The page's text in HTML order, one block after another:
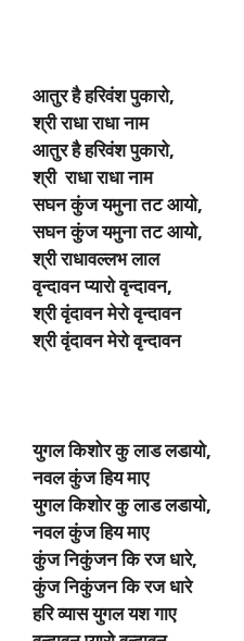
आतुर है हरिवंश पुकारो,
श्री राधा राधा नाम
आतुर है हरिवंश पुकारो,
श्री राधा राधा नाम
सघन कुंज यमुना तट आयो,
सघन कुंज यमुना तट आयो,
श्री राधावल्लभ लाल
वृन्दावन प्यारो वृन्दावन,
श्री वृंदावन मेरो वृन्दावन
श्री वृंदावन मेरो वृन्दावन
युगल किशोर कु लाड लडायो,
नवल कुंज हिय माए
युगल किशोर कु लाड लडायो,
नवल कुंज हिय माए
कुंज निकुंजन कि रज धारे,
कुंज निकुंजन कि रज धारे
हरि व्यास युगल यश गाए